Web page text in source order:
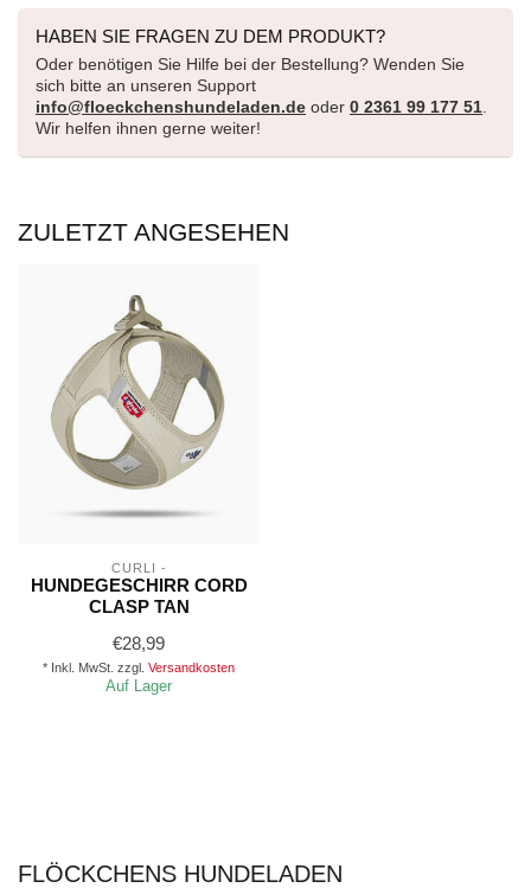
HABEN SIE FRAGEN ZU DEM PRODUKT?
Oder benötigen Sie Hilfe bei der Bestellung? Wenden Sie
sich bitte an unseren Support
info@floeckchenshundeladen.de oder 0 2361 99 177 51.
Wir helfen ihnen gerne weiter!
ZULETZT ANGESEHEN
CURLI -
HUNDEGESCHIRR CORD
CLASP TAN
€28,99
* Inkl. MwSt. zzgl. Versandkosten
Auf Lager
FLÖCKCHENS HUNDELADEN